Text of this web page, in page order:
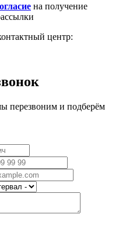
на получение
центр:
перезвоним и подберём